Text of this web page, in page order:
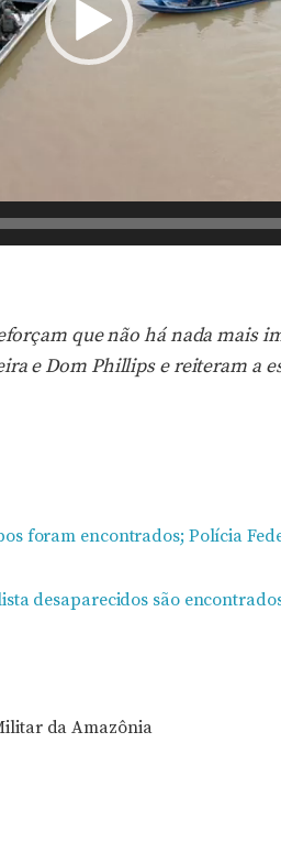
que não há nada mais
e Dom Phillips e reiteram a
foram encontrados; Polícia
desaparecidos são
da Amazônia